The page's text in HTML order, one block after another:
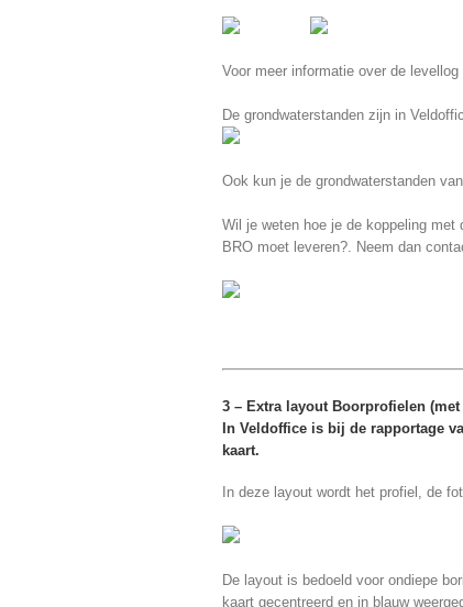
Voor meer informatie over de levellog
De grondwaterstanden zijn in
Ook kun je de grondwaterstanden
Wil je weten hoe je de koppeling
BRO moet leveren?. Neem dan
3 – Extra layout Boorprofielen (met
In Veldoffice is bij de rapportage
kaart.
In deze layout wordt het profiel, de
De layout is bedoeld voor ondiepe
kaart gecentreerd en in blauw